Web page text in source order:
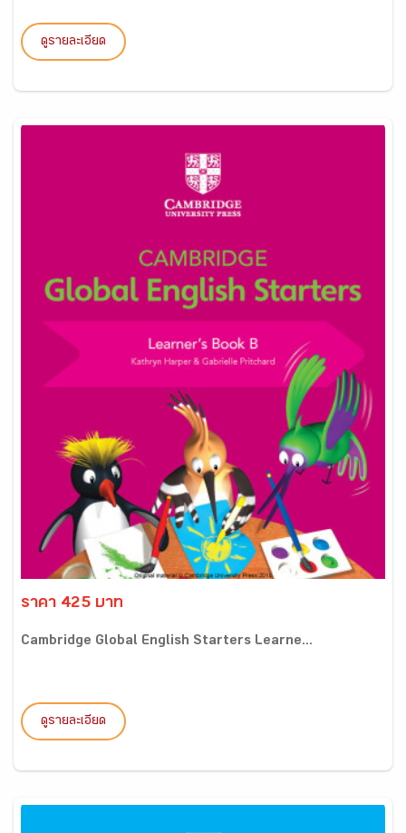
ดูรายละเอียด
ราคา 425 บาท
Cambridge Global English Starters Learne...
ดูรายละเอียด